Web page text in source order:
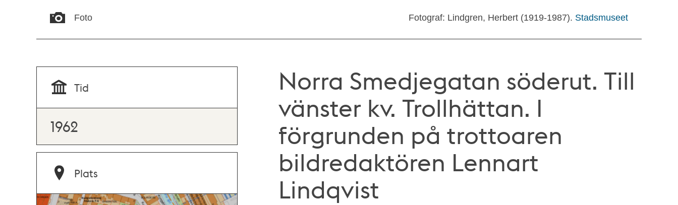
Foto Fotograf: Lindgren, Herbert (1919-1987). Stadsmuseet
Norra Smedjegatan söderut. Till
vänster kv. Trollhättan. I
förgrunden på trottoaren
bildredaktören Lennart
Lindqvist
Tid
1962
Plats